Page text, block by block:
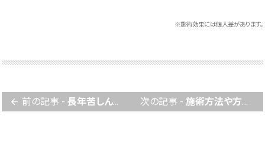
※施術効果には個人差があります。
arrow_back 前の記事 - 長年苦しんできた症状は今ではなくなり、快適になりました。 次の記事 - 施術方法や方針を何度も話し合い行うので、施術のきめが細かいです。